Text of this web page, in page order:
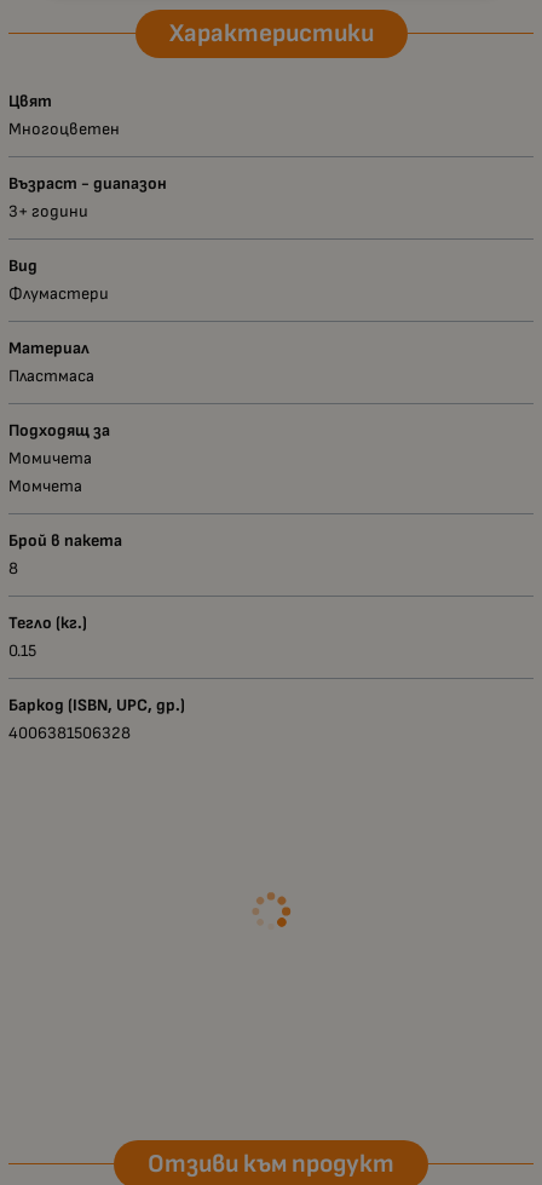
Характеристики
Цвят
Многоцветен
Възраст - диапазон
3+ години
Вид
Флумастери
Материал
Пластмаса
Подходящ за
Момичета
Момчета
Брой в пакета
8
Тегло (кг.)
0.15
Баркод (ISBN, UPC, др.)
4006381506328
Отзиви към продукт